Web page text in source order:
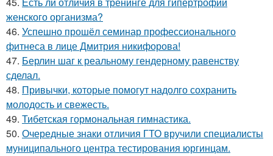
женского организма?
46. Успешно прошёл семинар профессионального
фитнеса в лице Дмитрия никифорова!
47. Берлин шаг к реальному гендерному равенству
сделал.
48. Привычки, которые помогут надолго сохранить
молодость и свежесть.
49. Тибетская гормональная гимнастика.
50. Очередные знаки отличия ГТО вручили специалисты
муниципального центра тестирования юргинцам.